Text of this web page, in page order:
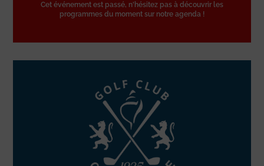
Cet événement est passé, n'hésitez pas à découvrir les
programmes du moment sur notre agenda !